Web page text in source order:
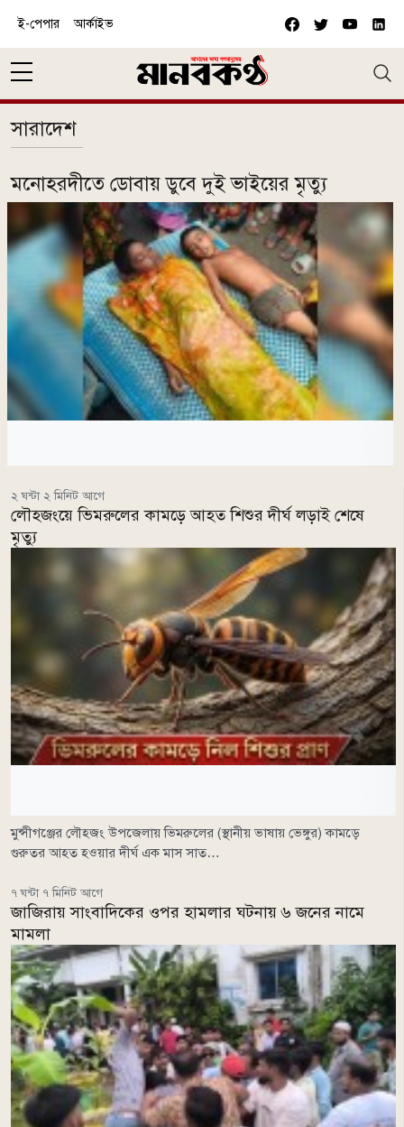
ই-পেপার আর্কাইভ
সারাদেশ
মনোহরদীতে ডোবায় ডুবে দুই ভাইয়ের মৃত্যু
২ ঘন্টা ২ মিনিট আগে
লৌহজংয়ে ভিমরুলের কামড়ে আহত শিশুর দীর্ঘ লড়াই শেষে
মৃত্যু
মুন্সীগঞ্জের লৌহজং উপজেলায় ভিমরুলের (স্থানীয় ভাষায় ভেঙ্গুর) কামড়ে
গুরুতর আহত হওয়ার দীর্ঘ এক মাস সাত…
৭ ঘন্টা ৭ মিনিট আগে
জাজিরায় সাংবাদিকের ওপর হামলার ঘটনায় ৬ জনের নামে
মামলা